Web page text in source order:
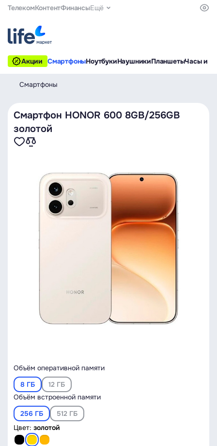
ТелекомКонтентФинансыЕщё
Акции СмартфоныНоутбукиНаушникиПланшетыЧасы и
Смартфоны
Смартфон HONOR 600 8GB/256GB
золотой
Объём оперативной памяти
8 ГБ
12 ГБ
Объём встроенной памяти
256 ГБ
512 ГБ
Цвет: золотой